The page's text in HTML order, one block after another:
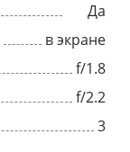
Да
в экране
f/1.8
f/2.2
3